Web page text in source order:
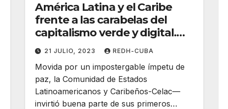
América Latina y el Caribe
frente a las carabelas del
capitalismo verde y digital.
Por Irene León
21 JULIO, 2023 REDH-CUBA
Movida por un impostergable ímpetu de
paz, la Comunidad de Estados
Latinoamericanos y Caribeños-Celac—
invirtió buena parte de sus primeros…